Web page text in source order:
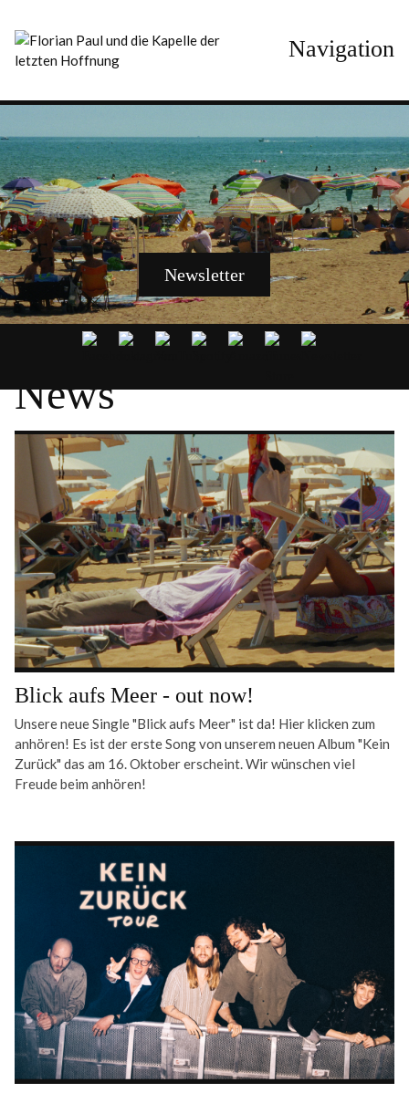
Navigation
Newsletter
News
Blick aufs Meer - out now!
Unsere neue Single "Blick aufs Meer" ist da! Hier klicken zum
anhören! Es ist der erste Song von unserem neuen Album "Kein
Zurück" das am 16. Oktober erscheint. Wir wünschen viel
Freude beim anhören!